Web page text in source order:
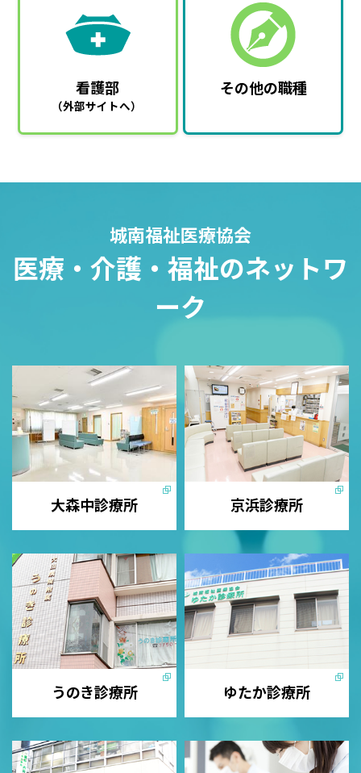
看護部
（外部サイトへ）
その他の職種
城南福祉医療協会
医療・介護・福祉のネットワ
ーク
大森中診療所 京浜診療所
うのき診療所 ゆたか診療所